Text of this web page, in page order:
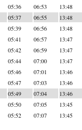
05:36 06:53 13:48
05:37 06:55 13:48
05:39 06:56 13:48
05:41 06:57 13:47
05:42 06:59 13:47
05:44 07:00 13:47
05:46 07:01 13:46
05:47 07:03 13:46
05:49 07:04 13:46
05:50 07:05 13:45
05:52 07:07 13:45